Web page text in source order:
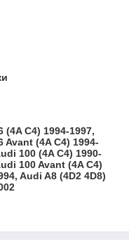
(4A C4) 1994-1997,
Avant (4A C4) 1994-
100 (4A C4) 1990-
100 Avant (4A C4)
Audi A8 (4D2 4D8)